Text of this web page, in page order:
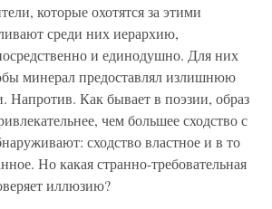
которые охотятся за этими
среди них иерархию,
и единодушно. Для них
минерал предоставлял излишнюю
Напротив. Как бывает в поэзии, образ
чем большее сходство с
сходство властное и в то
Но какая странно-требовательная
иллюзию?